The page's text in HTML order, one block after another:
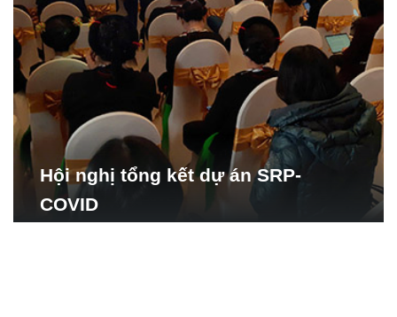
Hội nghị tổng kết dự án SRP-
COVID